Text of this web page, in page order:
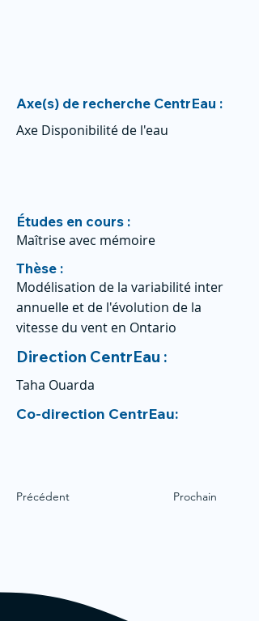
Axe(s) de recherche CentrEau :
Axe Disponibilité de l'eau
Études en cours :
Maîtrise avec mémoire
Thèse :
Modélisation de la variabilité inter
annuelle et de l'évolution de la
vitesse du vent en Ontario
Direction CentrEau :
Taha Ouarda
Co-direction CentrEau:
Précédent Prochain